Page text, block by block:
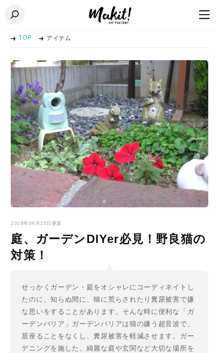
TOP アイテム
2019年08月15日更新
庭、ガーデンDIYer必見！野良猫の
対策！
せっかくガーデン・庭をオシャレにコーディネイトし
たのに、知らぬ間に、猫に荒らされたり糞尿被害で嫌
な思いをすることがあります。そんな時に便利な「ガ
ーデンバリア」ガーデンバリアは猫の嫌う超音波で、
居座ることをなくし、糞尿被害を軽減させます。ガー
デニングを施した、綺麗な庭や玄関など大切な場所を